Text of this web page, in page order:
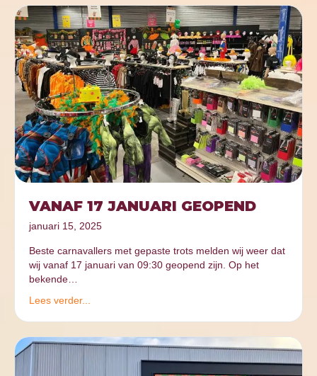
VANAF 17 JANUARI GEOPEND
januari 15, 2025
Beste carnavallers met gepaste trots melden wij weer dat
wij vanaf 17 januari van 09:30 geopend zijn. Op het
bekende…
Lees verder...